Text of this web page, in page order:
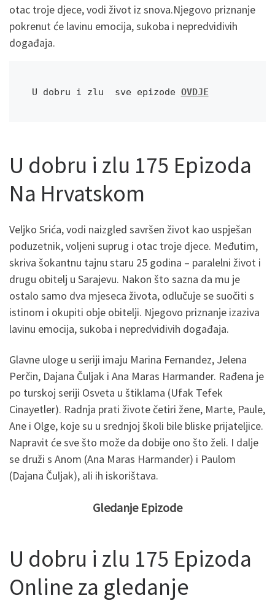
otac troje djece, vodi život iz snova.Njegovo priznanje
pokrenut će lavinu emocija, sukoba i nepredvidivih
događaja.
U dobru i zlu  sve epizode OVDJE
U dobru i zlu 175 Epizoda
Na Hrvatskom
Veljko Srića, vodi naizgled savršen život kao uspješan
poduzetnik, voljeni suprug i otac troje djece. Međutim,
skriva šokantnu tajnu staru 25 godina – paralelni život i
drugu obitelj u Sarajevu. Nakon što sazna da mu je
ostalo samo dva mjeseca života, odlučuje se suočiti s
istinom i okupiti obje obitelji. Njegovo priznanje izaziva
lavinu emocija, sukoba i nepredvidivih događaja.
Glavne uloge u seriji imaju Marina Fernandez, Jelena
Perčin, Dajana Čuljak i Ana Maras Harmander. Rađena je
po turskoj seriji Osveta u štiklama (Ufak Tefek
Cinayetler). Radnja prati živote četiri žene, Marte, Paule,
Ane i Olge, koje su u srednjoj školi bile bliske prijateljice.
Napravit će sve što može da dobije ono što želi. I dalje
se druži s Anom (Ana Maras Harmander) i Paulom
(Dajana Čuljak), ali ih iskorištava.
Gledanje Epizode
U dobru i zlu 175 Epizoda
Online za gledanje